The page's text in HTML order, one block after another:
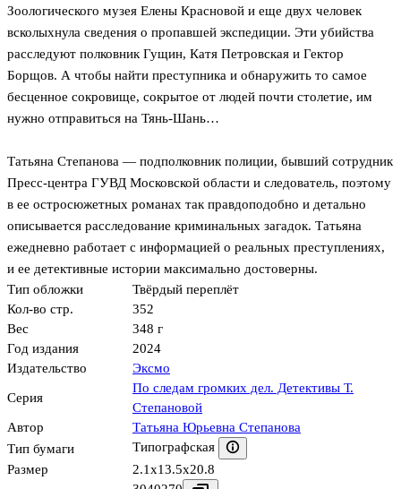
Зоологического музея Елены Красновой и еще двух человек
всколыхнула сведения о пропавшей экспедиции. Эти убийства
расследуют полковник Гущин, Катя Петровская и Гектор
Борщов. А чтобы найти преступника и обнаружить то самое
бесценное сокровище, сокрытое от людей почти столетие, им
нужно отправиться на Тянь-Шань…
Татьяна Степанова — подполковник полиции, бывший сотрудник
Пресс-центра ГУВД Московской области и следователь, поэтому
в ее остросюжетных романах так правдоподобно и детально
описывается расследование криминальных загадок. Татьяна
ежедневно работает с информацией о реальных преступлениях,
и ее детективные истории максимально достоверны.
Тип обложки
Твёрдый переплёт
Кол-во стр.
352
Вес
348 г
Год издания
2024
Издательство
Эксмо
Серия
По следам громких дел. Детективы Т.
Степановой
Автор
Татьяна Юрьевна Степанова
Тип бумаги
Типографская
Размер
2.1x13.5x20.8